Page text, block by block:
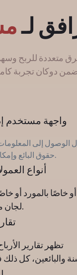
لـ
واجهة مستخدم
إلى المعلومات
أنواع
خاصًا بالمورد أو
لجان محددة بسهولة.
تظهر تقارير